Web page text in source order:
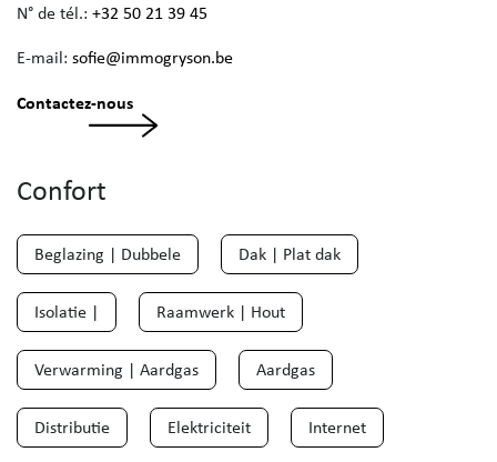
N° de tél.: +32 50 21 39 45
E-mail: sofie@immogryson.be
Contactez-nous
Confort
Beglazing | Dubbele Dak | Plat dak
Isolatie | Raamwerk | Hout
Verwarming | Aardgas Aardgas
Distributie Elektriciteit Internet